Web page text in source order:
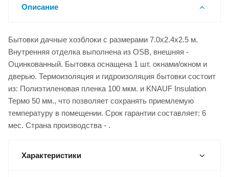
Описание
Бытовки дачные хозблоки с размерами 7.0x2.4x2.5 м.
Внутренняя отделка выполнена из OSB, внешняя -
Оцинкованный. Бытовка оснащена 1 шт. окнами/окном и
дверью. Термоизоляция и гидроизоляция бытовки состоит
из: Полиэтиленовая пленка 100 мкм. и KNAUF Insulation
Термо 50 мм., что позволяет сохранять приемлемую
температуру в помещении. Срок гарантии составляет: 6
мес. Страна производства - .
Характеристики